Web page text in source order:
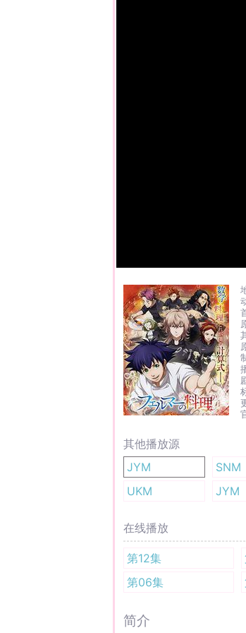
其他播放源
JYM
SNM
UKM
JYM
在线播放
第12集
第06集
简介